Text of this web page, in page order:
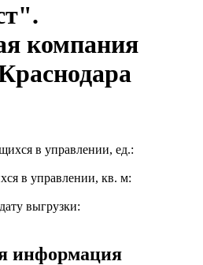
компания
в управлении, ед.:
в управлении, кв. м:
выгрузки:
информация